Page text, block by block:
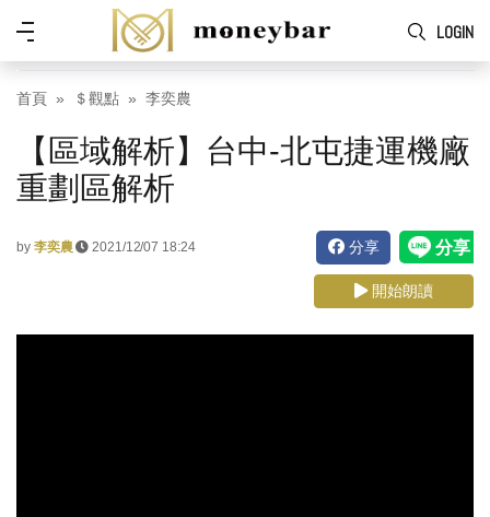
Skip to main content
LOGIN
功
能
表
首頁 ＄觀點 李奕農
【區域解析】台中-北屯捷運機廠
重劃區解析
by 李奕農 2021/12/07 18:24 分享
開始朗讀